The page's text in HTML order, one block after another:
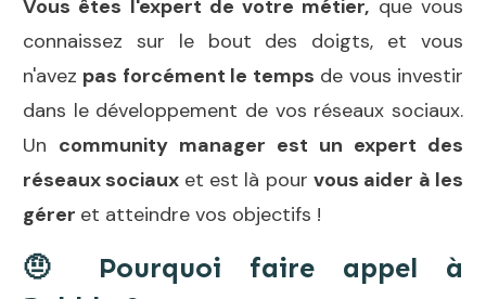
Vous êtes l'expert de votre métier, que vous
connaissez sur le bout des doigts, et vous
n'avez pas forcément le temps de vous investir
dans le développement de vos réseaux sociaux.
Un community manager est un expert des
réseaux sociaux et est là pourvous aider à les
gérer et atteindre vos objectifs !
🤨 Pourquoi faire appel à